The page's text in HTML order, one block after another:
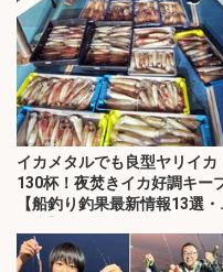
イカメタルでも良型ヤリイカ
130杯！夜焚きイカ好調キー
【船釣り釣果最新情報13選・